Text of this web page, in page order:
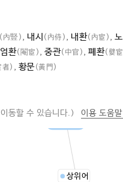
(內豎) , 내시 (內侍) , 내환(內宦) ,
엄환(閹宦) , 중관(中官) , 폐환(嬖
) , 황문(黃門)
동할 수 있습니다.) 이용 도움
상위어